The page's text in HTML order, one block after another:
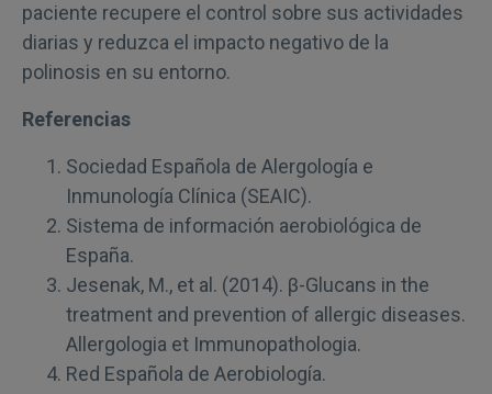
paciente recupere el control sobre sus actividades
diarias y reduzca el impacto negativo de la
polinosis en su entorno.
Referencias
Sociedad Española de Alergología e
Inmunología Clínica (SEAIC).
Sistema de información aerobiológica de
España.
Jesenak, M., et al. (2014). β-Glucans in the
treatment and prevention of allergic diseases.
Allergologia et Immunopathologia.
Red Española de Aerobiología.